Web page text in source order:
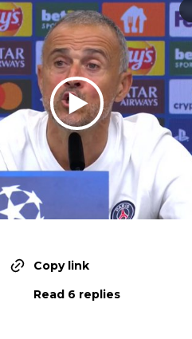
Copy link
Read 6 replies